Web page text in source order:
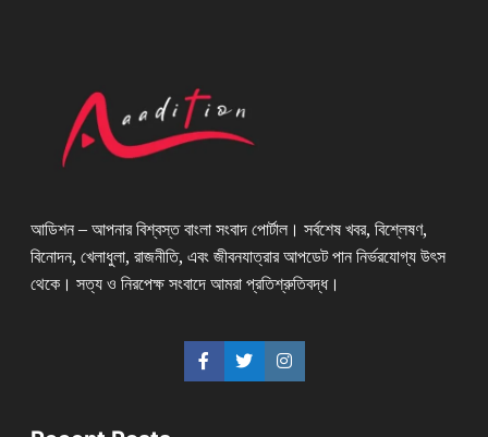
আডিশন – আপনার বিশ্বস্ত বাংলা সংবাদ পোর্টাল। সর্বশেষ খবর, বিশ্লেষণ,
বিনোদন, খেলাধুলা, রাজনীতি, এবং জীবনযাত্রার আপডেট পান নির্ভরযোগ্য উৎস
থেকে। সত্য ও নিরপেক্ষ সংবাদে আমরা প্রতিশ্রুতিবদ্ধ।